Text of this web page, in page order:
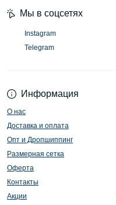
Информация
О нас
Доставка и оплата
Опт и Дропшиппинг
Размерная сетка
Оферта
Контакты
Акции
Мы в соцсетях
Instagram
Telegram